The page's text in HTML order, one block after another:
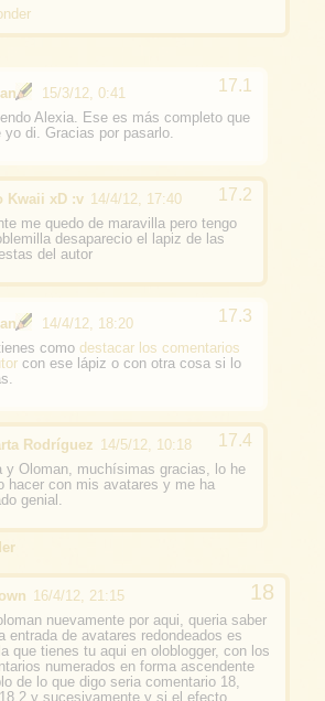
15/3/12, 0:41
Alexia. Ese es más completo que
yo di. Gracias por pasarlo.
Kwaii xD :v 14/4/12, 17:40
me quedo de maravilla pero tengo
desaparecio el lapiz de las
del autor
14/4/12, 18:20
como destacar los comentarios
con ese lápiz o con otra cosa si lo
Rodríguez 14/5/12, 10:18
y Oloman, muchísimas gracias, lo he
hacer con mis avatares y me ha
genial.
16/4/12, 21:15
nuevamente por aqui, queria saber
entrada de avatares redondeados es
que tienes tu aqui en oloblogger, con los
numerados en forma ascendente
de lo que digo seria comentario 18,
y sucesivamente y si el efecto